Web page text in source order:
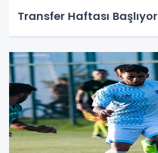
Transfer Haftası Başlıyor